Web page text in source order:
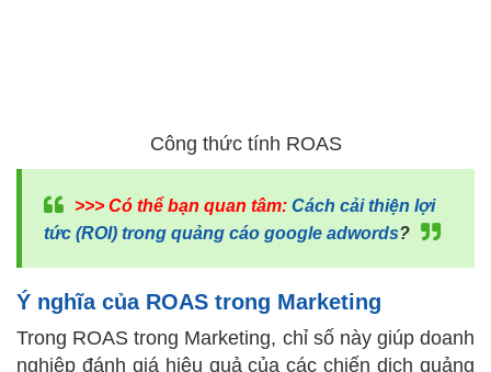
Công thức tính ROAS
>>> Có thể bạn quan tâm: Cách cải thiện lợi
tức (ROI) trong quảng cáo google adwords?
Ý nghĩa của ROAS trong Marketing
Trong ROAS trong Marketing, chỉ số này giúp doanh
nghiệp đánh giá hiệu quả của các chiến dịch quảng